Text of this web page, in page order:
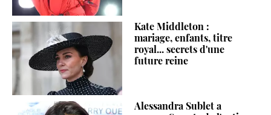
Kate Middleton :
mariage, enfants, titre
royal... secrets d'une
future reine
Alessandra Sublet a